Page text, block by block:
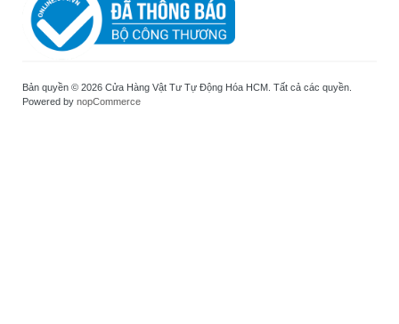
Bản quyền © 2026 Cửa Hàng Vật Tư Tự Động Hóa HCM. Tất cả các quyền.
Powered by nopCommerce